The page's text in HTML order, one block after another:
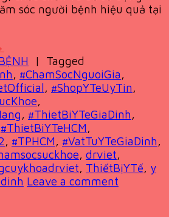
sóc người bệnh hiệu quả tại
|
Tagged
, #ChamSocNguoiGia,
, #ShopYTeUyTin,
,
, #ThietBiYTeGiaDinh,
#ThietBiYTeHCM,
, #TPHCM, #VatTuYTeGiaDinh,
, drviet,
, ThiếtBịYTế, y
Leave a comment